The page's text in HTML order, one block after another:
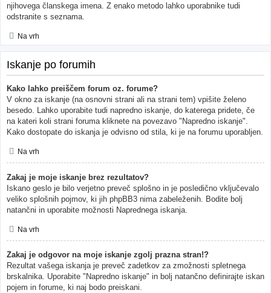
njihovega članskega imena. Z enako metodo lahko uporabnike tudi
odstranite s seznama.
Na vrh
Iskanje po forumih
Kako lahko preiščem forum oz. forume?
V okno za iskanje (na osnovni strani ali na strani tem) vpišite želeno
besedo. Lahko uporabite tudi napredno iskanje, do katerega pridete, če
na kateri koli strani foruma kliknete na povezavo "Napredno iskanje".
Kako dostopate do iskanja je odvisno od stila, ki je na forumu uporabljen.
Na vrh
Zakaj je moje iskanje brez rezultatov?
Iskano geslo je bilo verjetno preveč splošno in je posledično vključevalo
veliko splošnih pojmov, ki jih phpBB3 nima zabeleženih. Bodite bolj
natančni in uporabite možnosti Naprednega iskanja.
Na vrh
Zakaj je odgovor na moje iskanje zgolj prazna stran!?
Rezultat vašega iskanja je preveč zadetkov za zmožnosti spletnega
brskalnika. Uporabite "Napredno iskanje" in bolj natančno definirajte iskan
pojem in forume, ki naj bodo preiskani.